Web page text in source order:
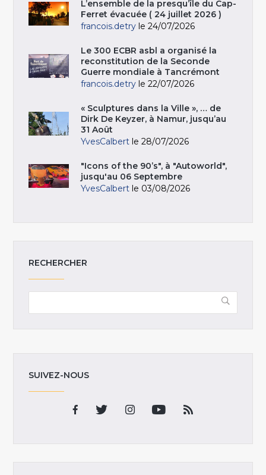
L’ensemble de la presqu’île du Cap-
Ferret évacuée ( 24 juillet 2026 )
francois.detry le 24/07/2026
Le 300 ECBR asbl a organisé la
reconstitution de la Seconde
Guerre mondiale à Tancrémont
francois.detry le 22/07/2026
« Sculptures dans la Ville », … de
Dirk De Keyzer, à Namur, jusqu’au
31 Août
YvesCalbert le 28/07/2026
"Icons of the 90’s", à "Autoworld",
jusqu'au 06 Septembre
YvesCalbert le 03/08/2026
RECHERCHER
SUIVEZ-NOUS